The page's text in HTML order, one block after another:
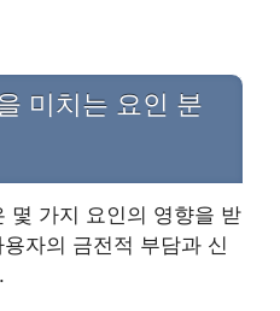
미치는 요인 분
몇 가지 요인의 영향을 받
자의 금전적 부담과 신